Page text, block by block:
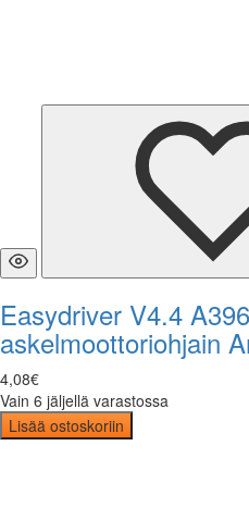
Easydriver V4.4
askelmoottoriohjain
4,08€
Vain 6 jäljellä varastossa
Lisää ostoskoriin